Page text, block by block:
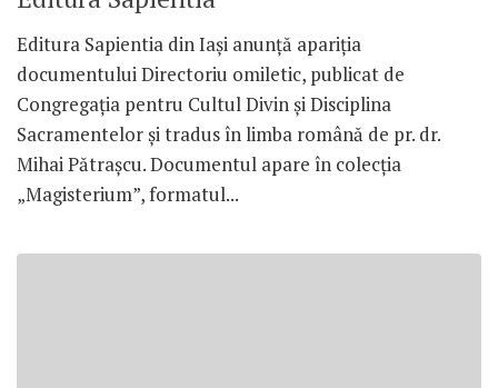
Editura Sapientia din Iaşi anunţă apariţia
documentului Directoriu omiletic, publicat de
Congregaţia pentru Cultul Divin şi Disciplina
Sacramentelor şi tradus în limba română de pr. dr.
Mihai Pătraşcu. Documentul apare în colecţia
„Magisterium”, formatul...